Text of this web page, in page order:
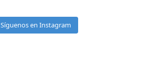
Síguenos en Instagram